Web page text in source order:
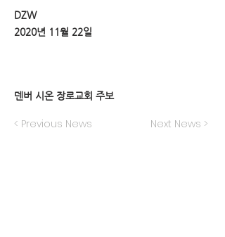
DZW
2020년 11월 22일
덴버 시온 장로교회 주보
< Previous News Next News >